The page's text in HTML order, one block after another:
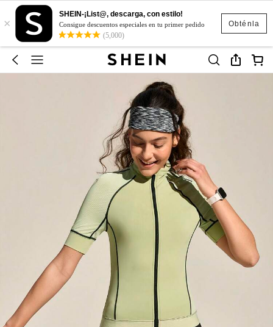
Obténla
×
SHEIN-¡List@, descarga, con estilo!
Consigue descuentos especiales en tu primer pedido
(5,000)